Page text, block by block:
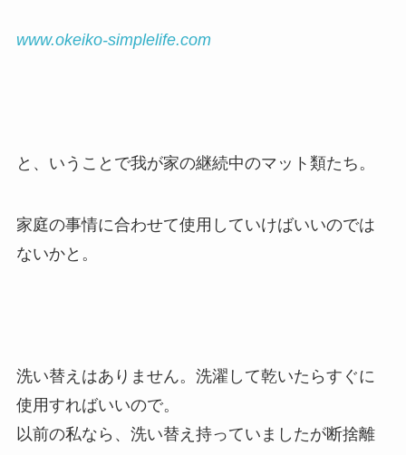
www.okeiko-simplelife.com
と、いうことで我が家の継続中のマット類たち。
家庭の事情に合わせて使用していけばいいのでは
ないかと。
洗い替えはありません。洗濯して乾いたらすぐに
使用すればいいので。
以前の私なら、洗い替え持っていましたが断捨離